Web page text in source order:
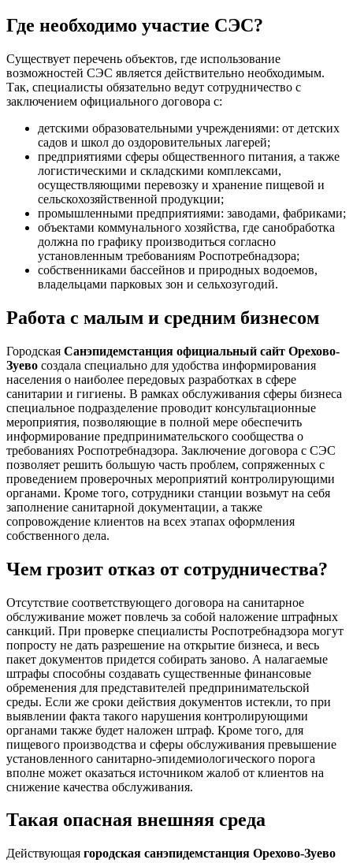
Где необходимо участие СЭС?
Существует перечень объектов, где использование
возможностей СЭС является действительно необходимым.
Так, специалисты обязательно ведут сотрудничество с
заключением официального договора с:
детскими образовательными учреждениями: от детских
садов и школ до оздоровительных лагерей;
предприятиями сферы общественного питания, а также
логистическими и складскими комплексами,
осуществляющими перевозку и хранение пищевой и
сельскохозяйственной продукции;
промышленными предприятиями: заводами, фабриками;
объектами коммунального хозяйства, где санобработка
должна по графику производиться согласно
установленным требованиям Роспотребнадзора;
собственниками бассейнов и природных водоемов,
владельцами парковых зон и сельхозугодий.
Работа с малым и средним бизнесом
Городская Санэпидемстанция официальный сайт Орехово-
Зуево создала специально для удобства информирования
населения о наиболее передовых разработках в сфере
санитарии и гигиены. В рамках обслуживания сферы бизнеса
специальное подразделение проводит консультационные
мероприятия, позволяющие в полной мере обеспечить
информирование предпринимательского сообщества о
требованиях Роспотребнадзора. Заключение договора с СЭС
позволяет решить большую часть проблем, сопряженных с
проведением проверочных мероприятий контролирующими
органами. Кроме того, сотрудники станции возьмут на себя
заполнение санитарной документации, а также
сопровождение клиентов на всех этапах оформления
собственного дела.
Чем грозит отказ от сотрудничества?
Отсутствие соответствующего договора на санитарное
обслуживание может повлечь за собой наложение штрафных
санкций. При проверке специалисты Роспотребнадзора могут
попросту не дать разрешение на открытие бизнеса, и весь
пакет документов придется собирать заново. А налагаемые
штрафы способны создавать существенные финансовые
обременения для представителей предпринимательской
среды. Если же сроки действия документов истекли, то при
выявлении факта такого нарушения контролирующими
органами также будет наложен штраф. Кроме того, для
пищевого производства и сферы обслуживания превышение
установленного санитарно-эпидемиологического порога
вполне может оказаться источником жалоб от клиентов на
снижение качества обслуживания.
Такая опасная внешняя среда
Действующая городская санэпидемстанция Орехово-Зуево